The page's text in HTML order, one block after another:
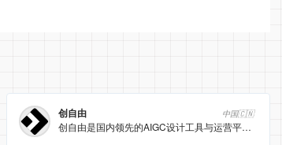
创自由 中国🇨🇳
创自由是国内领先的AIGC设计工具与运营平台，专注电商、新媒体行业，提供AI换模、AI穿衣、AI商品图合成等一站式图片创作与运营解决方案。